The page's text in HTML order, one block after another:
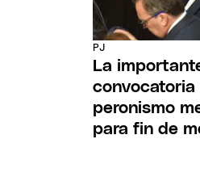
PJ
La
convocatoria
peronismo
para fin de